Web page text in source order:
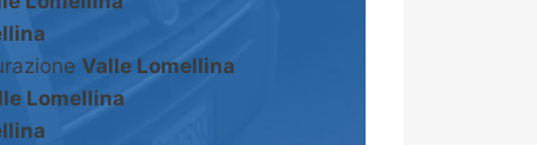
Valle Lomellina
Lomellina